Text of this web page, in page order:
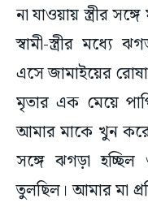
না যাওয়ায় স্ত্রীর
স্বামী-স্ত্রীর মধ্যে
এসে জামাইয়ের
মৃতার এক মেয়ে
আমার মাকে খুন
সঙ্গে ঝগড়া হচ্ছিল
তুলছিল। আমার মা